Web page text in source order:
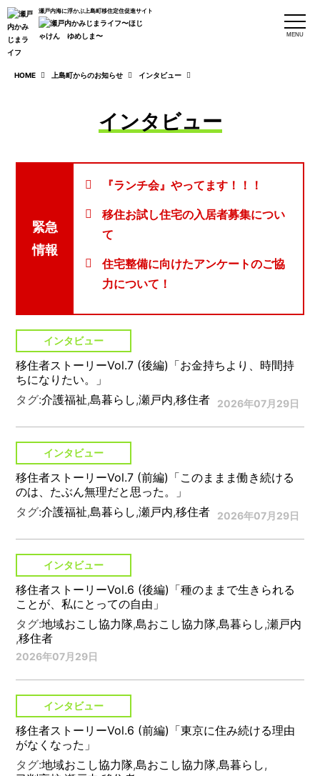
瀬戸内海に浮かぶ上島町移住定住促進サイト
HOME 上島町からのお知らせ インタビュー
インタビュー
緊急
情報
『ランチ会』やってます！！！
移住お試し住宅の入居者募集につい
て
住宅整備に向けたアンケートのご協
力について！
インタビュー
移住者ストーリーVol.7 (後編)「お金持ちより、時間持
ちになりたい。」
タグ:介護福祉,島暮らし,瀬戸内,移住者 2026年07月29日
インタビュー
移住者ストーリーVol.7 (前編)「このままま働き続ける
のは、たぶん無理だと思った。」
タグ:介護福祉,島暮らし,瀬戸内,移住者 2026年07月29日
インタビュー
移住者ストーリーVol.6 (後編)「種のままで生きられる
ことが、私にとっての自由」
タグ:地域おこし協力隊,島おこし協力隊,島暮らし,瀬戸内
,移住者
2026年07月29日
インタビュー
移住者ストーリーVol.6 (前編)「東京に住み続ける理由
がなくなった」
タグ:地域おこし協力隊,島おこし協力隊,島暮らし,
MENU